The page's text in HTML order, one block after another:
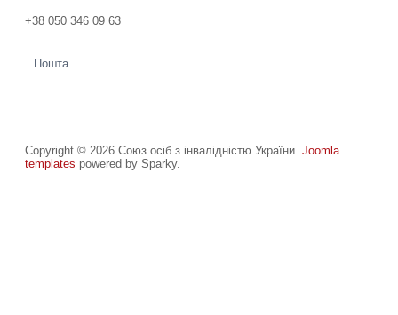
+38 050 346 09 63
Пошта
Copyright © 2026 Союз осіб з інвалідністю України. Joomla
templates powered by Sparky.